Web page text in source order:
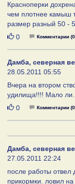
Красноперки
чем плотнее камыш
размер разный 50 -
Нравится
0 Комментарии
Дамба, северная
28.05.2011 05:55
Вчера на втором
удилища!!!! Мало
Нравится
0 Комментарии
Дамба, северная
27.05.2011 22:24
после работы
прикормки. ловил